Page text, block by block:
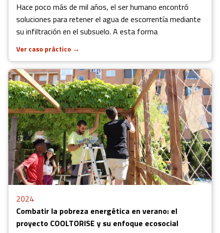
Hace poco más de mil años, el ser humano encontró
soluciones para retener el agua de escorrentía mediante
su infiltración en el subsuelo. A esta forma
Ver caso práctico →
2024
Combatir la pobreza energética en verano: el
proyecto COOLTORISE y su enfoque ecosocial